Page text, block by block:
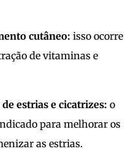
cutâneo: isso ocorre
de vitaminas e
estrias e cicatrizes: o
para melhorar os
as estrias.